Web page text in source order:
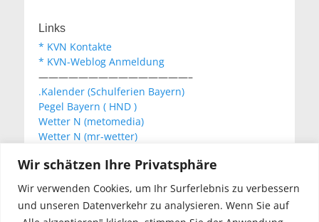
Wir schätzen Ihre Privatsphäre
Wir verwenden Cookies, um Ihr Surferlebnis zu verbessern
und unseren Datenverkehr zu analysieren. Wenn Sie auf
Links
* KVN Kontakte
* KVN-Weblog Anmeldung
———————————————–
.Kalender (Schulferien Bayern)
Pegel Bayern ( HND )
Wetter N (metomedia)
Wetter N (mr-wetter)
KVN Newsletter
Your email: